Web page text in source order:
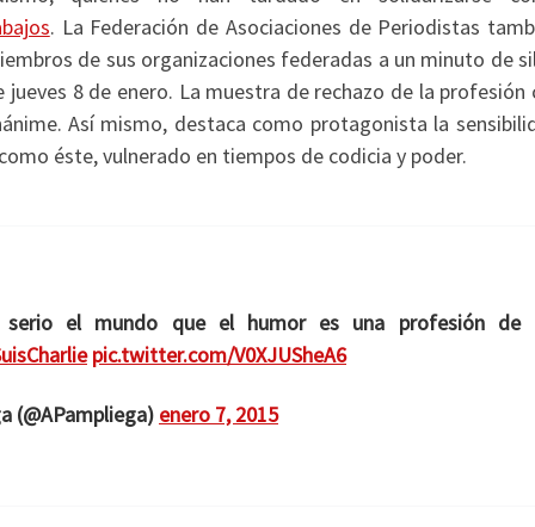
. La Federación de Asociaciones de Periodistas
de sus organizaciones federadas a un minuto de
jueves 8 de enero. La muestra de rechazo de la profesión
Así mismo, destaca como protagonista la
éste, vulnerado en tiempos de codicia y poder.
el mundo que el humor es una profesión de
pic.twitter.com/V0XJUSheA6
(@APampliega) enero 7, 2015